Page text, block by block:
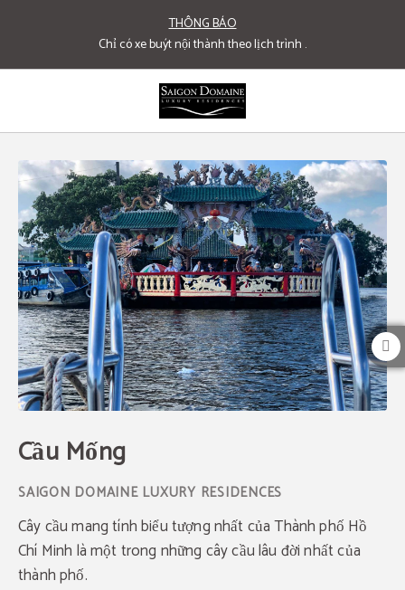
THÔNG BÁO
Chỉ có xe buýt nội thành theo lịch trình .
Cầu Mống of Saigon Domaine Luxury Residences in Ho Chi Minh city. Official
Cầu Mống
Cây cầu mang tính biểu tượng nhất của Thành phố Hồ
Chí Minh là một trong những cây cầu lâu đời nhất của
thành phố.